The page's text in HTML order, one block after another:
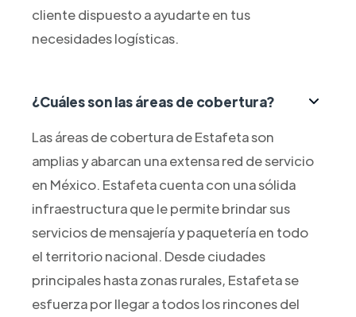
cliente dispuesto a ayudarte en tus
necesidades logísticas.
¿Cuáles son las áreas de cobertura?
Las áreas de cobertura de Estafeta son
amplias y abarcan una extensa red de servicio
en México. Estafeta cuenta con una sólida
infraestructura que le permite brindar sus
servicios de mensajería y paquetería en todo
el territorio nacional. Desde ciudades
principales hasta zonas rurales, Estafeta se
esfuerza por llegar a todos los rincones del